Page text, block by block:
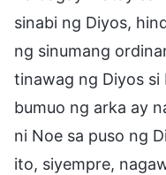
sinabi ng Diyos,
ng sinumang
tinawag ng Diyos si
bumuo ng arka ay
ni Noe sa puso ng
ito, siyempre,